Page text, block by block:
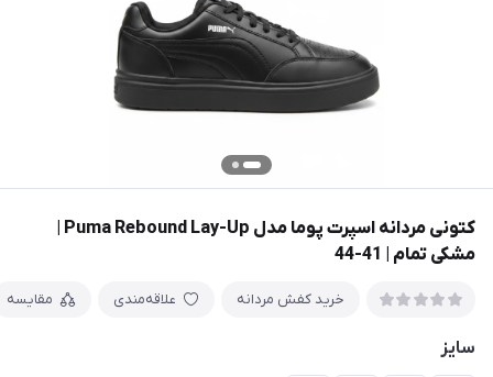
مشکی تمام | 41-44
خرید کفش مردانه علاقه‌مندی مقایسه
سایز